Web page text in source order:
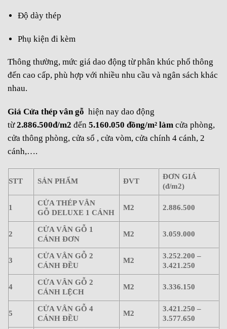
Độ dày thép
Phụ kiện đi kèm
Thông thường, mức giá dao động từ phân khúc phổ thông
đến cao cấp, phù hợp với nhiều nhu cầu và ngân sách khác
nhau.
Giá Cửa thép vân gỗ hiện nay dao động
từ2.886.500đ/m2 đến 5.160.050 đồng/m² làm cửa phòng,
cửa thông phòng, cửa sổ , cửa vòm, cửa chính 4 cánh, 2
cánh,….
STT SẢN PHẨM ĐVT
ĐƠN GIÁ
(đ/m2)
1
CỬA THÉP VÂN
GỖ DELUXE 1 CÁNH
M2 2.886.500
2
CỬA VÂN GỖ 1
CÁNH ĐƠN
M2 3.059.000
3
CỬA VÂN GỖ 2
CÁNH ĐỀU
M2
3.252.200 –
3.421.250
4
CỬA VÂN GỖ 2
CÁNH LỆCH
M2 3.336.150
5
CỬA VÂN GỖ 4
CÁNH ĐỀU
M2
3.421.250 –
3.577.650